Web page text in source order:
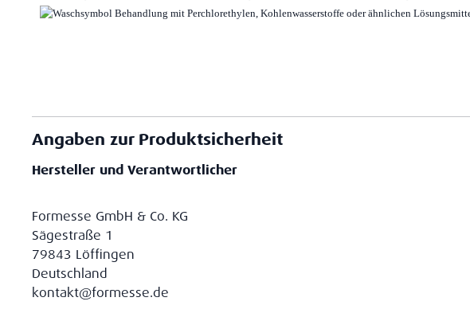
Angaben zur Produktsicherheit
Hersteller und Verantwortlicher
Formesse GmbH & Co. KG
Sägestraße 1
79843 Löffingen
Deutschland
kontakt@formesse.de